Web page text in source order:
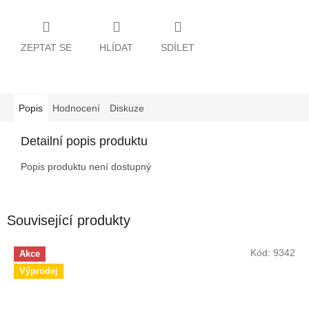
ZEPTAT SE HLÍDAT SDÍLET
Popis Hodnocení Diskuze
Detailní popis produktu
Popis produktu není dostupný
Související produkty
Akce
Výprodej
Kód: 9342